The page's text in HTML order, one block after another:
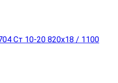
Ст 10-20 820x18 / 1100